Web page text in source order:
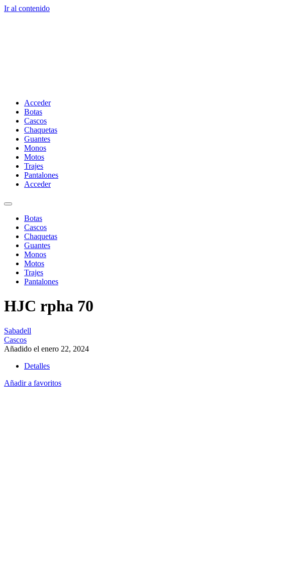
Ir al contenido
Acceder
Botas
Cascos
Chaquetas
Guantes
Monos
Motos
Trajes
Pantalones
Acceder
Botas
Cascos
Chaquetas
Guantes
Monos
Motos
Trajes
Pantalones
HJC rpha 70
Sabadell
Cascos
Añadido el enero 22, 2024
Detalles
Añadir a favoritos